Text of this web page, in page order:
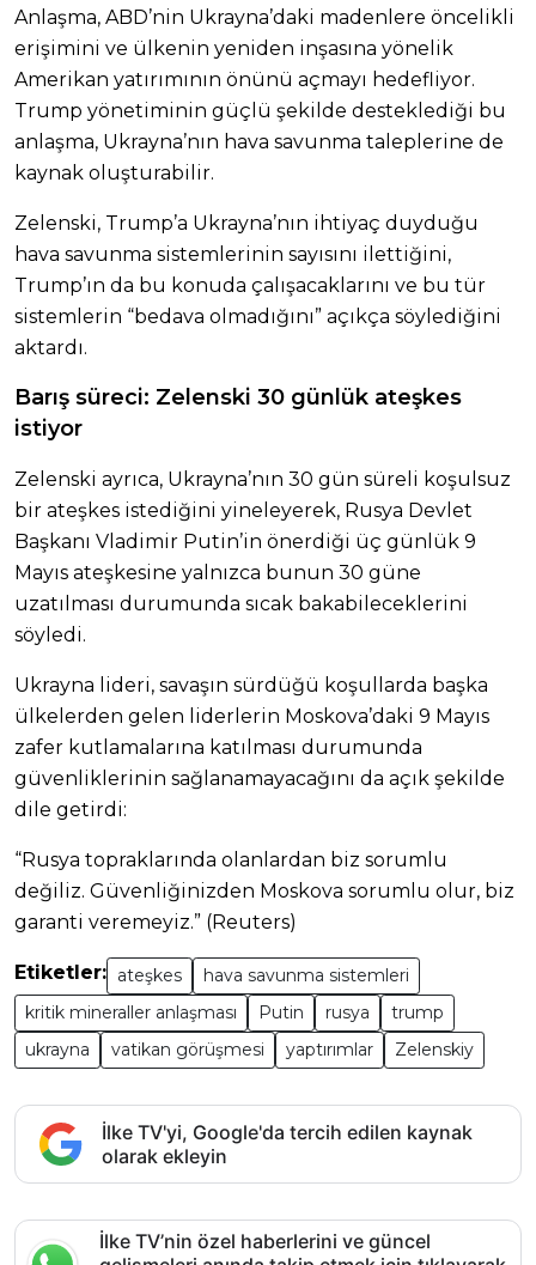
Anlaşma, ABD’nin Ukrayna’daki madenlere öncelikli
erişimini ve ülkenin yeniden inşasına yönelik
Amerikan yatırımının önünü açmayı hedefliyor.
Trump yönetiminin güçlü şekilde desteklediği bu
anlaşma, Ukrayna’nın hava savunma taleplerine de
kaynak oluşturabilir.
Zelenski, Trump’a Ukrayna’nın ihtiyaç duyduğu
hava savunma sistemlerinin sayısını ilettiğini,
Trump’ın da bu konuda çalışacaklarını ve bu tür
sistemlerin “bedava olmadığını” açıkça söylediğini
aktardı.
Barış süreci: Zelenski 30 günlük ateşkes
istiyor
Zelenski ayrıca, Ukrayna’nın 30 gün süreli koşulsuz
bir ateşkes istediğini yineleyerek, Rusya Devlet
Başkanı Vladimir Putin’in önerdiği üç günlük 9
Mayıs ateşkesine yalnızca bunun 30 güne
uzatılması durumunda sıcak bakabileceklerini
söyledi.
Ukrayna lideri, savaşın sürdüğü koşullarda başka
ülkelerden gelen liderlerin Moskova’daki 9 Mayıs
zafer kutlamalarına katılması durumunda
güvenliklerinin sağlanamayacağını da açık şekilde
dile getirdi:
“Rusya topraklarında olanlardan biz sorumlu
değiliz. Güvenliğinizden Moskova sorumlu olur, biz
garanti veremeyiz.” (Reuters)
Etiketler: ateşkes
hava savunma sistemleri
kritik mineraller anlaşması
Putin rusya
trump
ukrayna
vatikan görüşmesi yaptırımlar Zelenskiy
İlke TV'yi, Google'da tercih edilen kaynak
olarak ekleyin
İlke TV’nin özel haberlerini ve güncel